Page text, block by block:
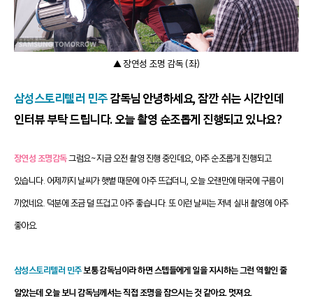
▲ 장연성 조명 감독 (좌)
삼성스토리텔러 민주감독님 안녕하세요, 잠깐 쉬는 시간인데
인터뷰 부탁 드립니다. 오늘 촬영 순조롭게 진행되고 있나요?
장연성 조명감독그럼요~ 지금 오전 촬영 진행 중인데요, 아주 순조롭게 진행되고
있습니다. 어제까지 날씨가 햇볕 때문에 아주 뜨겁더니, 오늘 오랜만에 태국에 구름이
끼었네요. 덕분에 조금 덜 뜨겁고 아주 좋습니다. 또 이런 날씨는 저녁 실내 촬영에 아주
좋아요.
삼성스토리텔러 민주보통 감독님이라 하면 스텝들에게 일을 지시하는 그런 역할인 줄
알았는데 오늘 보니 감독님께서는 직접 조명을 잡으시는 것 같아요. 멋져요.